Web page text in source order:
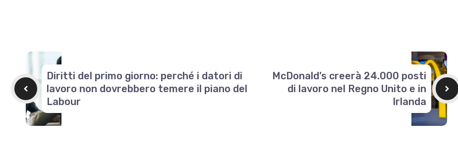
Diritti del primo giorno: perché i datori di
lavoro non dovrebbero temere il piano del
Labour
McDonald’s creerà 24.000 posti
di lavoro nel Regno Unito e in
Irlanda